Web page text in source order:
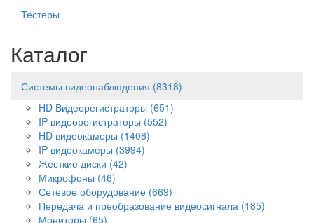
Тестеры
Каталог
Системы видеонаблюдения (8318)
HD Видеорегистраторы (651)
IP видеорегистраторы (552)
HD видеокамеры (1408)
IP видеокамеры (3994)
Жесткие диски (42)
Микрофоны (46)
Сетевое оборудование (669)
Передача и преобразование видеосигнала (185)
Мониторы (65)